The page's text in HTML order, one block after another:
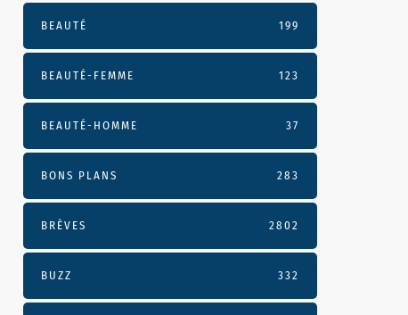
BEAUTÉ 199
BEAUTÉ-FEMME 123
BEAUTÉ-HOMME 37
BONS PLANS 283
BRÈVES 2802
BUZZ 332